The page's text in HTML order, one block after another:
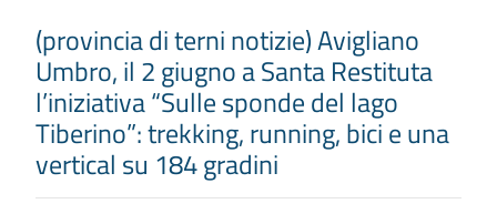
(provincia di terni notizie) Avigliano
Umbro, il 2 giugno a Santa Restituta
l’iniziativa “Sulle sponde del lago
Tiberino”: trekking, running, bici e una
vertical su 184 gradini